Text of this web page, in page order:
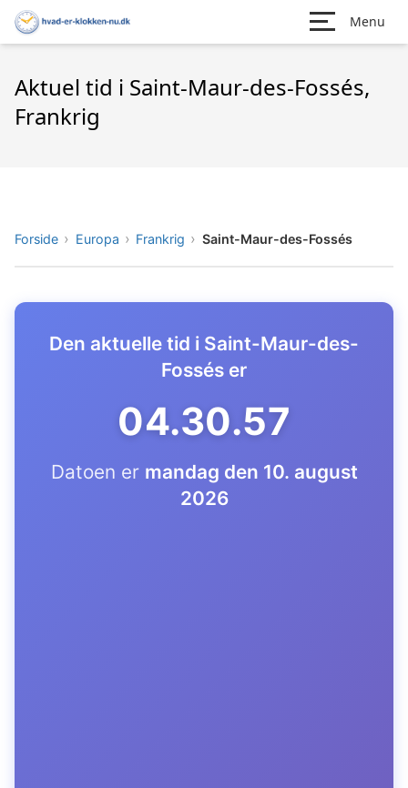
Menu
Aktuel tid i Saint-Maur-des-Fossés,
Frankrig
Forside Europa Frankrig Saint-Maur-des-Fossés
Den aktuelle tid i Saint-Maur-des-
Fossés er
04.30.58
Datoen er mandag den 10. august
2026